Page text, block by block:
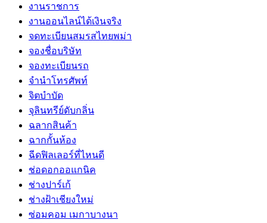
งานราชการ
งานออนไลน์ได้เงินจริง
จดทะเบียนสมรสไทยพม่า
จองชื่อบริษัท
จองทะเบียนรถ
จำนำโทรศัพท์
จิตบำบัด
จุลินทรีย์ดับกลิ่น
ฉลากสินค้า
ฉากกั้นห้อง
ฉีดฟิลเลอร์ที่ไหนดี
ช่อดอกออแกนิค
ช่างปาร์เก้
ช่างฝ้าเชียงใหม่
ซ่อมคอม เมกาบางนา